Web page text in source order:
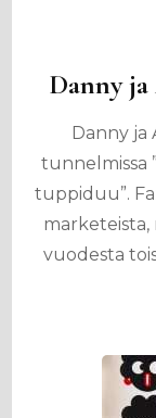
Danny
Danny ja
tunnelmissa
tuppiduu”.
marketeista,
vuodesta